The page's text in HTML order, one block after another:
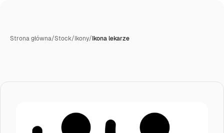
Strona główna/Stock/Ikony/Ikona lekarze